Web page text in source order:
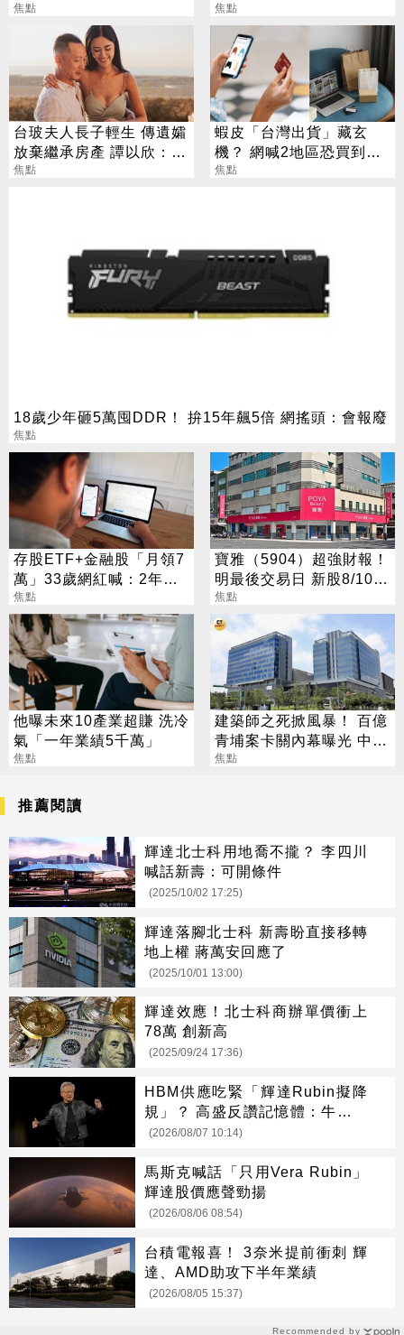
捐款人權益
焦點
半導體迎新革命
焦點
台玻夫人長子輕生 傳遺孀
放棄繼承房產 譚以欣：不
實內容二次傷害
焦點
蝦皮「台灣出貨」藏玄
機？ 網喊2地區恐買到假
貨 專家揭真相
焦點
18歲少年砸5萬囤DDR！ 拚15年飆5倍 網搖頭：會報廢
焦點
存股ETF+金融股「月領7
萬」33歲網紅喊：2年內
要退休
焦點
寶雅（5904）超強財報！
明最後交易日 新股8/10股
價變十分之一
焦點
他曝未來10產業超賺 洗冷
氣「一年業績5千萬」
焦點
建築師之死掀風暴！ 百億
青埔案卡關內幕曝光 中
央、地方互踢皮球
焦點
Recommended by
推薦閱讀
輝達北士科用地喬不攏？ 李四川
喊話新壽：可開條件
(2025/10/02 17:25)
輝達落腳北士科 新壽盼直接移轉
地上權 蔣萬安回應了
(2025/10/01 13:00)
輝達效應！北士科商辦單價衝上
78萬 創新高
(2025/09/24 17:36)
HBM供應吃緊「輝達Rubin擬降
規」？ 高盛反讚記憶體：牛市才
開始
(2026/08/07 10:14)
馬斯克喊話「只用Vera Rubin」
輝達股價應聲勁揚
(2026/08/06 08:54)
台積電報喜！ 3奈米提前衝刺 輝
達、AMD助攻下半年業績
(2026/08/05 15:37)